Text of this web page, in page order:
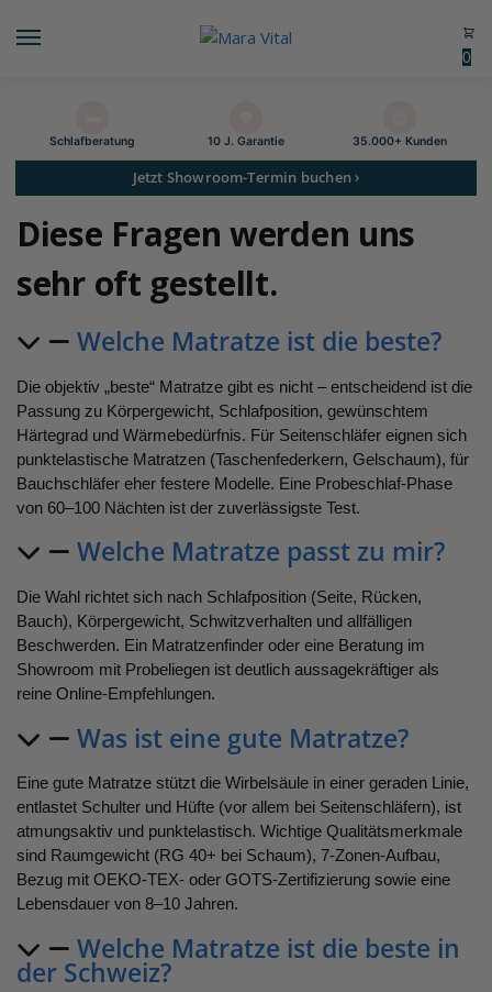
0
Schlaf­beratung 10 J. Garantie 35.000+ Kunden
Jetzt Showroom-Termin buchen ›
Diese Fragen werden uns
sehr oft gestellt.
Welche Matratze ist die beste?
Die objektiv „beste“ Matratze gibt es nicht – entscheidend ist die
Passung zu Körpergewicht, Schlafposition, gewünschtem
Härtegrad und Wärmebedürfnis. Für Seitenschläfer eignen sich
punktelastische Matratzen (Taschenfederkern, Gelschaum), für
Bauchschläfer eher festere Modelle. Eine Probeschlaf-Phase
von 60–100 Nächten ist der zuverlässigste Test.
Welche Matratze passt zu mir?
Die Wahl richtet sich nach Schlafposition (Seite, Rücken,
Bauch), Körpergewicht, Schwitzverhalten und allfälligen
Beschwerden. Ein Matratzenfinder oder eine Beratung im
Showroom mit Probeliegen ist deutlich aussagekräftiger als
reine Online-Empfehlungen.
Was ist eine gute Matratze?
Eine gute Matratze stützt die Wirbelsäule in einer geraden Linie,
entlastet Schulter und Hüfte (vor allem bei Seitenschläfern), ist
atmungsaktiv und punktelastisch. Wichtige Qualitätsmerkmale
sind Raumgewicht (RG 40+ bei Schaum), 7-Zonen-Aufbau,
Bezug mit OEKO-TEX- oder GOTS-Zertifizierung sowie eine
Lebensdauer von 8–10 Jahren.
Welche Matratze ist die beste in
der Schweiz?